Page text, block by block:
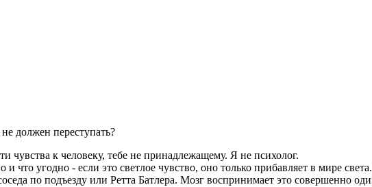
должен переступать?
чувства к человеку, тебе не принадлежащему. Я не психолог.
угодно - если это светлое чувство, оно только прибавляет в мире
по подъезду или Ретта Батлера. Мозг воспринимает это совершенно